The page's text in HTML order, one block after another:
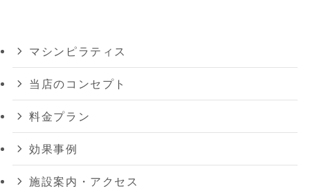
マシンピラティス
当店のコンセプト
料金プラン
効果事例
施設案内・アクセス